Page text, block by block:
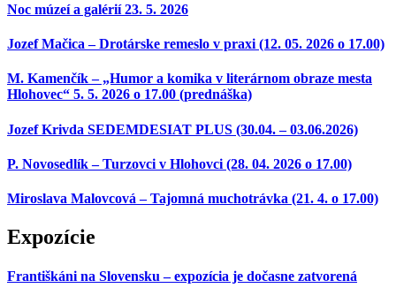
Noc múzeí a galérií 23. 5. 2026
Jozef Mačica – Drotárske remeslo v praxi (12. 05. 2026 o 17.00)
M. Kamenčík – „Humor a komika v literárnom obraze mesta
Hlohovec“ 5. 5. 2026 o 17.00 (prednáška)
Jozef Krivda SEDEMDESIAT PLUS (30.04. – 03.06.2026)
P. Novosedlík – Turzovci v Hlohovci (28. 04. 2026 o 17.00)
Miroslava Malovcová – Tajomná muchotrávka (21. 4. o 17.00)
Expozície
Františkáni na Slovensku – expozícia je dočasne zatvorená